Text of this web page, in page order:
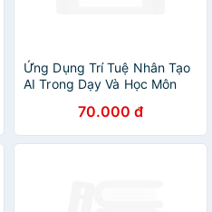
Ứng Dụng Trí Tuệ Nhân Tạo
AI Trong Dạy Và Học Môn
Viên Và Học Sinh - Dùng
Chung Cho SGK) (HA)
70.000 đ